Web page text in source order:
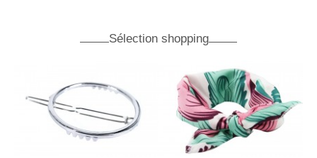
Sélection shopping